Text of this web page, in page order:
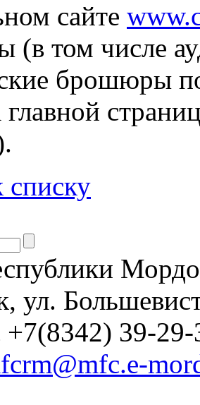
сайте
(в том числе
брошюры
главной
списку
ул.
+7(8342) 39-29-